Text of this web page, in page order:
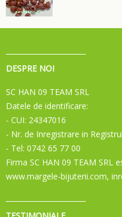
DESPRE NOI
SC HAN 09 TEAM SRL
Datele de identificare:
- CUI: 24347016
- Nr. de Inregistrare in
- Tel: 0742 65 77 00
Firma SC HAN 09 TEAM SRL
www.margele-bijuterii.com,